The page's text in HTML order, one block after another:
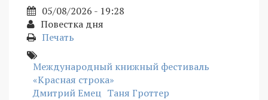
05/08/2026 - 19:28
Повестка дня
Печать
Международный книжный фестиваль
«Красная строка»
Дмитрий Емец Таня Гроттер